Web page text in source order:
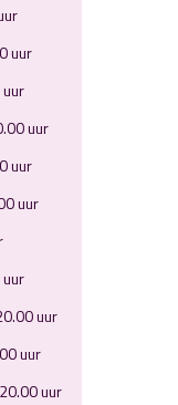
uur
uur
uur
uur
uur
uur
uur